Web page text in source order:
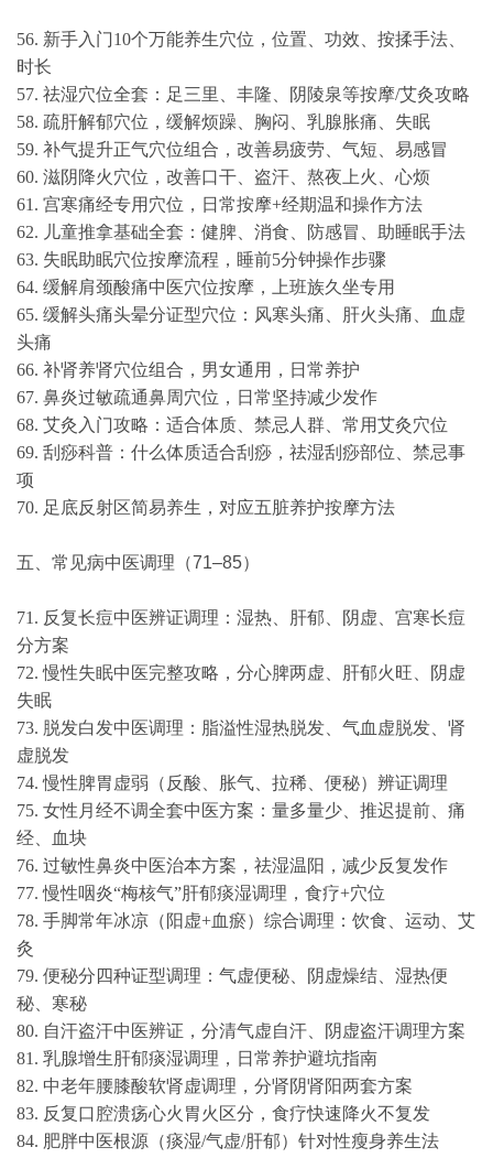
56. 新手入门10个万能养生穴位，位置、功效、按揉手法、
时长
57. 祛湿穴位全套：足三里、丰隆、阴陵泉等按摩/艾灸攻略
58. 疏肝解郁穴位，缓解烦躁、胸闷、乳腺胀痛、失眠
59. 补气提升正气穴位组合，改善易疲劳、气短、易感冒
60. 滋阴降火穴位，改善口干、盗汗、熬夜上火、心烦
61. 宫寒痛经专用穴位，日常按摩+经期温和操作方法
62. 儿童推拿基础全套：健脾、消食、防感冒、助睡眠手法
63. 失眠助眠穴位按摩流程，睡前5分钟操作步骤
64. 缓解肩颈酸痛中医穴位按摩，上班族久坐专用
65. 缓解头痛头晕分证型穴位：风寒头痛、肝火头痛、血虚
头痛
66. 补肾养肾穴位组合，男女通用，日常养护
67. 鼻炎过敏疏通鼻周穴位，日常坚持减少发作
68. 艾灸入门攻略：适合体质、禁忌人群、常用艾灸穴位
69. 刮痧科普：什么体质适合刮痧，祛湿刮痧部位、禁忌事
项
70. 足底反射区简易养生，对应五脏养护按摩方法
五、常见病中医调理（71–85）
71. 反复长痘中医辨证调理：湿热、肝郁、阴虚、宫寒长痘
分方案
72. 慢性失眠中医完整攻略，分心脾两虚、肝郁火旺、阴虚
失眠
73. 脱发白发中医调理：脂溢性湿热脱发、气血虚脱发、肾
虚脱发
74. 慢性脾胃虚弱（反酸、胀气、拉稀、便秘）辨证调理
75. 女性月经不调全套中医方案：量多量少、推迟提前、痛
经、血块
76. 过敏性鼻炎中医治本方案，祛湿温阳，减少反复发作
77. 慢性咽炎“梅核气”肝郁痰湿调理，食疗+穴位
78. 手脚常年冰凉（阳虚+血瘀）综合调理：饮食、运动、艾
灸
79. 便秘分四种证型调理：气虚便秘、阴虚燥结、湿热便
秘、寒秘
80. 自汗盗汗中医辨证，分清气虚自汗、阴虚盗汗调理方案
81. 乳腺增生肝郁痰湿调理，日常养护避坑指南
82. 中老年腰膝酸软肾虚调理，分肾阴肾阳两套方案
83. 反复口腔溃疡心火胃火区分，食疗快速降火不复发
84. 肥胖中医根源（痰湿/气虚/肝郁）针对性瘦身养生法